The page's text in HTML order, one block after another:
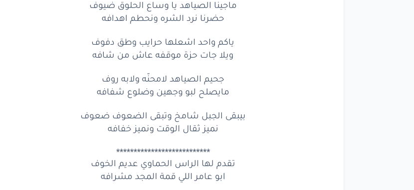
ماجينا الصياهد يا وساع الحلوق ضيوف
حضرنا نرد الشره ونحطم اهدافه
ياكم واحد اشعلها حرايب وطق دفوف
ويلا جات حزة موقفه عاش من شافه
جحيم الصياهد لامحنّه ولابه روف
مايصلح لبو وجهين وضلوع شفافه
بيبقى الجبل شامخ وتبقى الضعوف ضعوف
نميز ثقال الوقت ونميز خفافه
***************************
تقدم لها الراس الحماوي عديم الخوف
ابو عامر اللي قمة المجد مشرافه